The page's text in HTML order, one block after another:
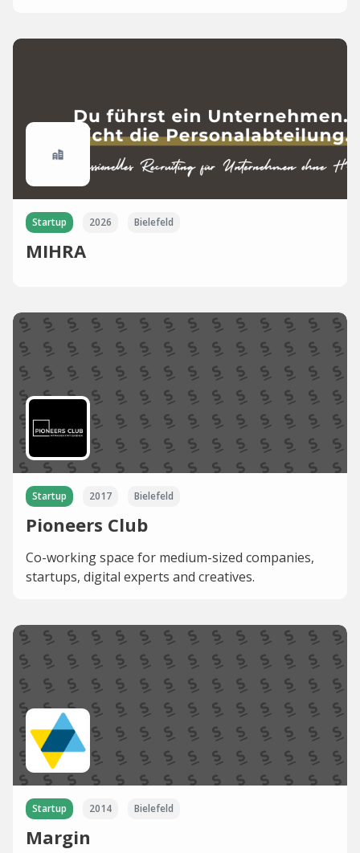
Startup 2026 Bielefeld
MIHRA
Startup 2017 Bielefeld
Pioneers Club
Co-working space for medium-sized companies,
startups, digital experts and creatives.
Startup 2014 Bielefeld
Margin